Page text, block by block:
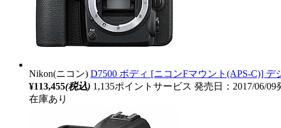
Nikon(ニコン) D7500 ボディ [ニコンFマウント(APS-C)] デ
¥113,455(税込) 1,135ポイントサービス 発売日：2017/06/09
在庫あり